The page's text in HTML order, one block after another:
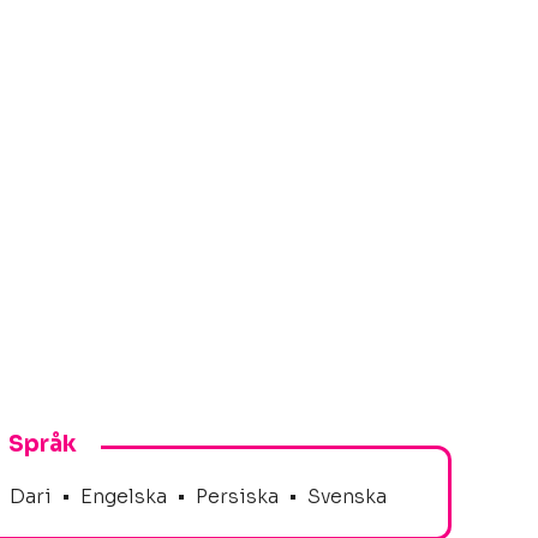
Språk
Dari • Engelska • Persiska • Svenska